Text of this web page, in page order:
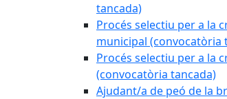
tancada)
Procés selectiu per a la
municipal (convocatòria
Procés selectiu per a la
(convocatòria tancada)
Ajudant/a de peó de la